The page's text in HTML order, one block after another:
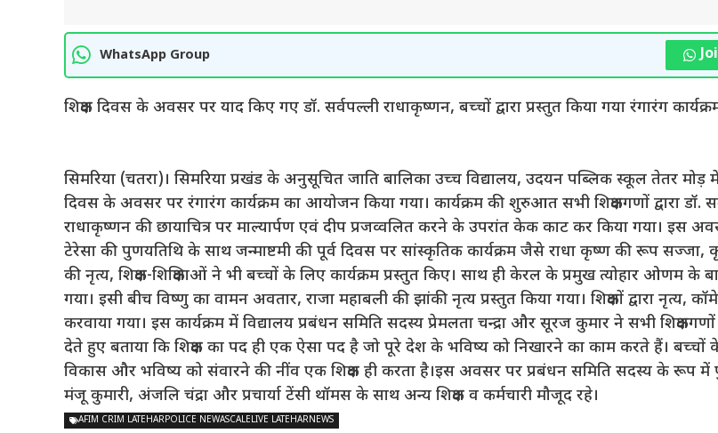
WhatsApp Group
शिक्षक दिवस के अवसर पर याद किए गए डॉ. सर्वपल्ली राधाकृष्णन, बच्चों द्वारा प्रस्तुत किया गया रंगारंग
सिमरिया (चतरा)। सिमरिया प्रखंड के अनुसूचित जाति बालिका उच्च विद्यालय, उदयन पब्लिक स्कूल तेतर मोड़ में
दिवस के अवसर पर रंगारंग कार्यक्रम का आयोजन किया गया। कार्यक्रम की शुरुआत सभी शिक्षकगणों द्वारा डॉ.
राधाकृष्णन की छायाचित्र पर माल्यार्पण एवं दीप प्रजव्वलित करने के उपरांत केक काट कर किया गया। इस
टेरेसा की पुणयतिथि के साथ जन्माष्टमी की पूर्व दिवस पर सांस्कृतिक कार्यक्रम जैसे राधा कृष्ण की रूप सज्जा,
की नृत्य, शिक्षक-शिक्षिकाओं ने भी बच्चों के लिए कार्यक्रम प्रस्तुत किए। साथ ही केरल के प्रमुख त्योहार ओणम के
गया। इसी बीच विष्णु का वामन अवतार, राजा महाबली की झांकी नृत्य प्रस्तुत किया गया। शिक्षकों द्वारा नृत्य,
करवाया गया। इस कार्यक्रम में विद्यालय प्रबंधन समिति सदस्य प्रेमलता चन्द्रा और सूरज कुमार ने सभी
देते हुए बताया कि शिक्षक का पद ही एक ऐसा पद है जो पूरे देश के भविष्य को निखारने का काम करते हैं। बच्चों
विकास और भविष्य को संवारने की नींव एक शिक्षक ही करता है।इस अवसर पर प्रबंधन समिति सदस्य के रूप में
मंजू कुमारी, अंजलि चंद्रा और प्रचार्या टेंसी थॉमस के साथ अन्य शिक्षक व कर्मचारी मौजूद रहे।
AFIM CRIM LATEHARPOLICE NEWASCALELIVE LATEHARNEWS